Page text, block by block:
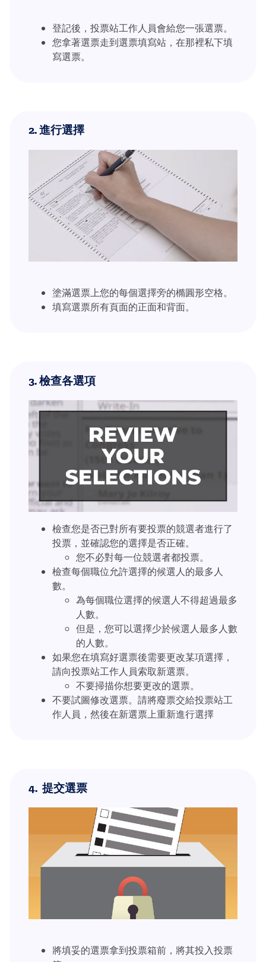
登記後，投票站工作人員會給您一張選票。
您拿著選票走到選票填寫站，在那裡私下填
寫選票。
2.進行選擇
塗滿選票上您的每個選擇旁的橢圓形空格。
填寫選票所有頁面的正面和背面。
3.檢查各選項
檢查您是否已對所有要投票的競選者進行了
投票，並確認您的選擇是否正確。
您不必對每一位競選者都投票。
檢查每個職位允許選擇的候選人的最多人
數。
為每個職位選擇的候選人不得超過最多
人數。
但是，您可以選擇少於候選人最多人數
的人數。
如果您在填寫好選票後需要更改某項選擇，
請向投票站工作人員索取新選票。
不要掃描你想要更改的選票。
不要試圖修改選票。請將廢票交給投票站工
作人員，然後在新選票上重新進行選擇
4. 提交選票
將填妥的選票拿到投票箱前，將其投入投票